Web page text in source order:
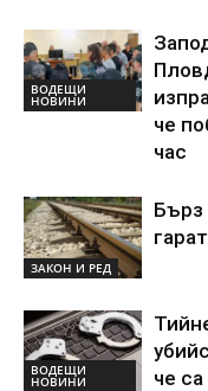
ВОДЕЩИ
НОВИНИ
че
час
ЗАКОН И РЕД
Бърз
ВОДЕЩИ
НОВИНИ
че